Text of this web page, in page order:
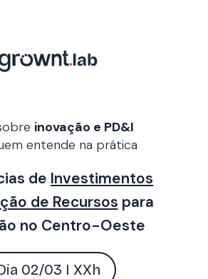
inovação e PD&I
entende na prática
de Investimentos
de Recursos para
no Centro-Oeste
02/03 I XXh